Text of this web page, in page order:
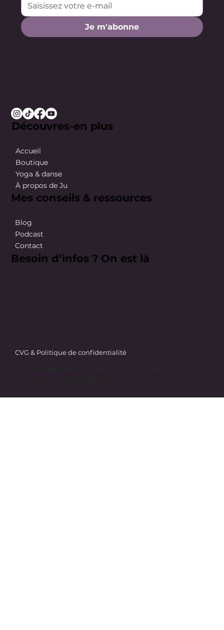
Je m'abonne
CVG & Politique de confidentialité
Découvres-en plus
Accueil
Boutique
Yoga & danse
À propos de Ju
Mes conseils & ressources
Blog
Podcast
Contact
Besoin d’infos ? On est là